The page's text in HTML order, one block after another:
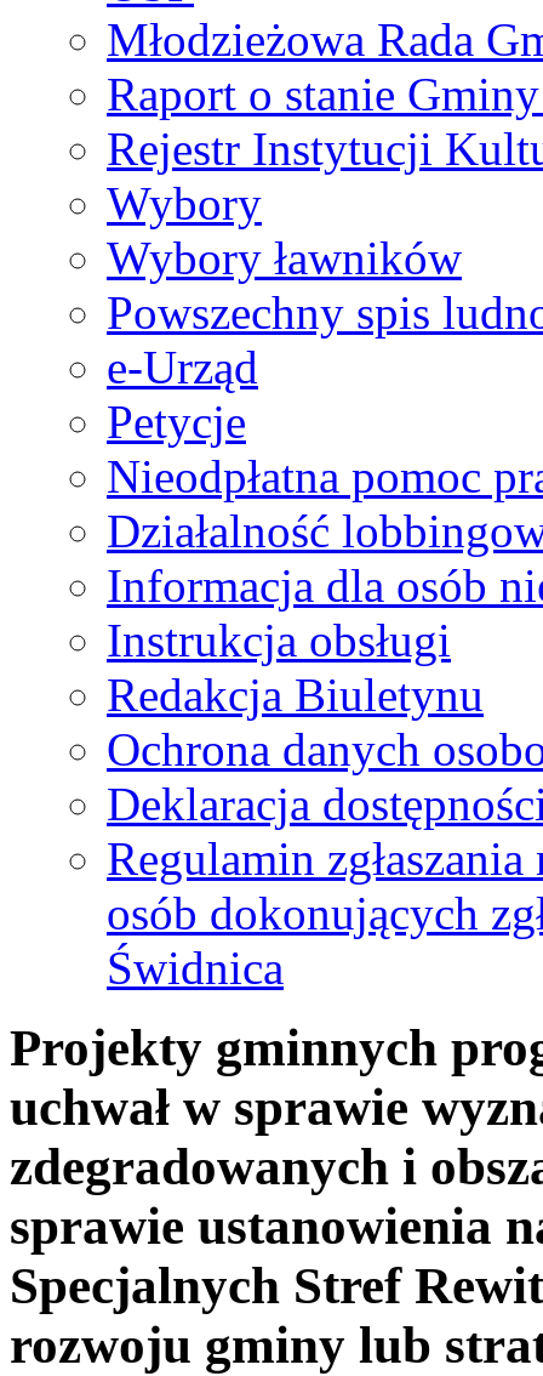
Młodzieżowa Rada
Raport o stanie
Rejestr Instytucji
Wybory
Wybory ławników
Powszechny spis
e-Urząd
Petycje
Nieodpłatna pomoc
Działalność
Informacja dla osób
Instrukcja obsługi
Redakcja Biuletynu
Ochrona danych
Deklaracja
Regulamin
osób dokonujących
Świdnica
Projekty gminnych
uchwał w sprawie
zdegradowanych i
sprawie ustanowienia
Specjalnych Stref
rozwoju gminy lub